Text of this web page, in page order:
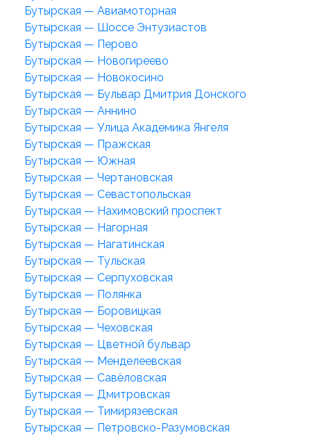
Бутырская — Авиамоторная
Бутырская — Шоссе Энтузиастов
Бутырская — Перово
Бутырская — Новогиреево
Бутырская — Новокосино
Бутырская — Бульвар Дмитрия Донского
Бутырская — Аннино
Бутырская — Улица Академика Янгеля
Бутырская — Пражская
Бутырская — Южная
Бутырская — Чертановская
Бутырская — Севастопольская
Бутырская — Нахимовский проспект
Бутырская — Нагорная
Бутырская — Нагатинская
Бутырская — Тульская
Бутырская — Серпуховская
Бутырская — Полянка
Бутырская — Боровицкая
Бутырская — Чеховская
Бутырская — Цветной бульвар
Бутырская — Менделеевская
Бутырская — Савёловская
Бутырская — Дмитровская
Бутырская — Тимирязевская
Бутырская — Петровско-Разумовская